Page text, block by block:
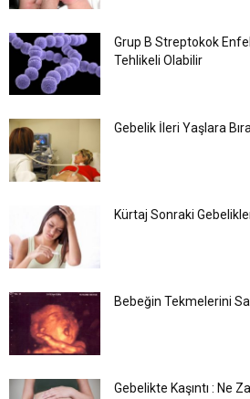
Grup B Streptokok
Tehlikeli Olabilir
Gebelik İleri Yaşlara
Kürtaj Sonraki
Bebeğin Tekmelerini
Gebelikte Kaşıntı : Ne